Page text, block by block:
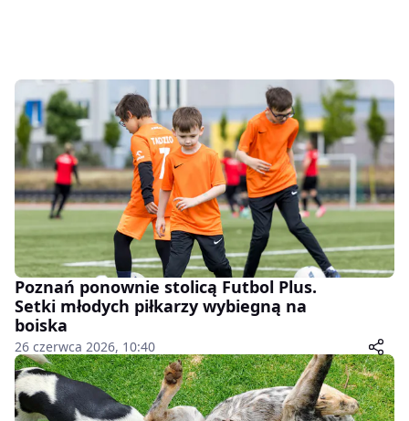
Poznań ponownie stolicą Futbol Plus.
Setki młodych piłkarzy wybiegną na
boiska
26 czerwca 2026, 10:40